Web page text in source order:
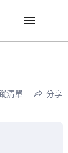
清單 分享